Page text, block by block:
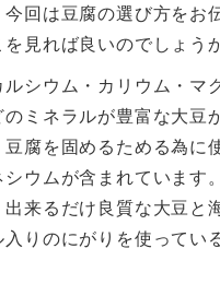
今回は豆腐の選び方をお
を見れば良いのでしょう
ルシウム・カリウム・マ
のミネラルが豊富な大豆
豆腐を固めるためる為に
シウムが含まれています。
出来るだけ良質な大豆と
入りのにがりを使ってい